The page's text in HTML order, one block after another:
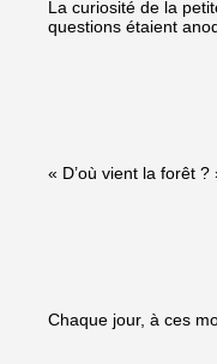
La curiosité de la
questions étaient
« D’où vient la forêt ?
Chaque jour, à ces